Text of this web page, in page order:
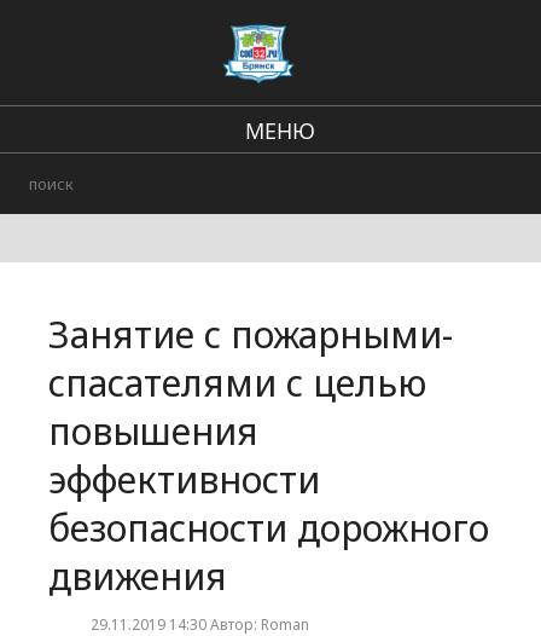
МЕНЮ
Городские события
Занятие с пожарными-
спасателями с целью
повышения
эффективности
безопасности дорожного
движения
29.11.2019 14:30 Автор: Roman